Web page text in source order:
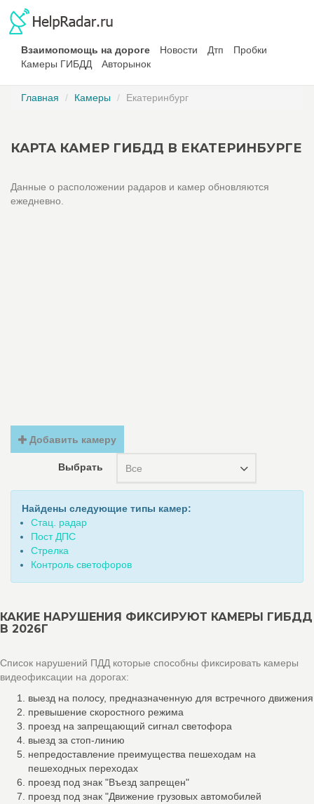
Взаимопомощь на дороге Новости Дтп
Пробки
Камеры ГИБДД
Авторынок
Главная Камеры Екатеринбург
КАРТА КАМЕР ГИБДД В ЕКАТЕРИНБУРГЕ
Данные о расположении радаров и камер обновляются
ежедневно.
Добавить камеру
Выбрать Все
Найдены следующие типы камер:
Стац. радар
Пост ДПС
Стрелка
Контроль светофоров
КАКИЕ НАРУШЕНИЯ ФИКСИРУЮТ КАМЕРЫ ГИБДД
В 2026Г
Список нарушений ПДД которые способны фиксировать камеры
видеофиксации на дорогах:
выезд на полосу, предназначенную для встречного движения
превышение скоростного режима
проезд на запрещающий сигнал светофора
выезд за стоп-линию
непредоставление преимущества пешеходам на
пешеходных переходах
проезд под знак "Въезд запрещен"
проезд под знак "Движение грузовых автомобилей